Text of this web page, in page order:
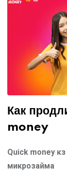
Как
money
Quick money
микрозайма